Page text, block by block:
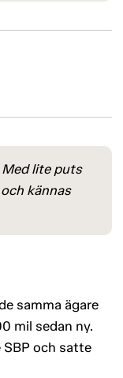
lite puts
kännas
samma ägare
mil sedan ny.
och satte